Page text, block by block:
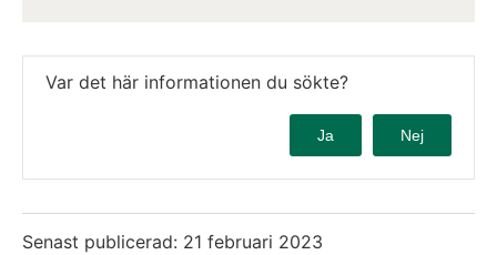
Var det här informationen du sökte?
Ja Nej
Senast publicerad: 21 februari 2023